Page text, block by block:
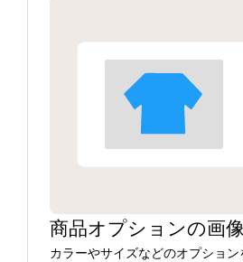
商品オプションの画
カラーやサイズなどのオプショ